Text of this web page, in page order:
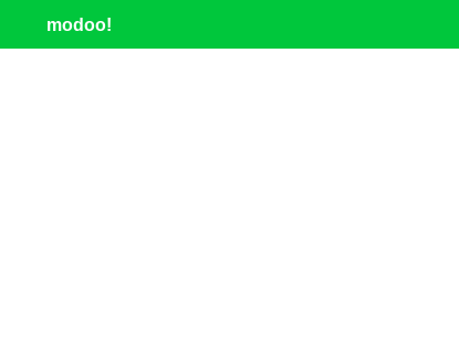
modoo!